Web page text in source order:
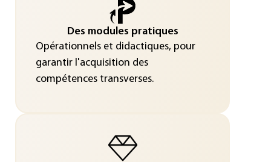
Des modules pratiques
Opérationnels et didactiques, pour
garantir l'acquisition des
compétences transverses.